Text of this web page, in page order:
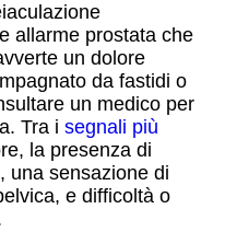
allarme prostata che
un dolore
da fastidi o
un medico per
Tra i segnali più
la presenza di
una sensazione di
e difficoltà o